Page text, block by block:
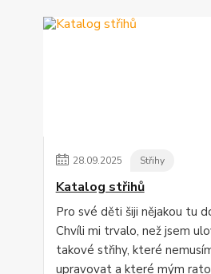
28.09.2025 Střihy
Katalog střihů
Pro své děti šiji nějakou tu
Chvíli mi trvalo, než jsem
takové střihy, které
upravovat a které mým